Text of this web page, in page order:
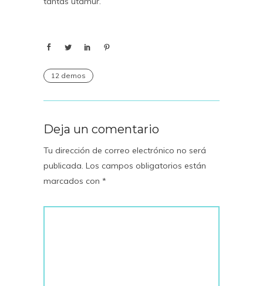
12 demos
Deja un comentario
Tu dirección de correo electrónico no será
publicada. Los campos obligatorios están
marcados con *